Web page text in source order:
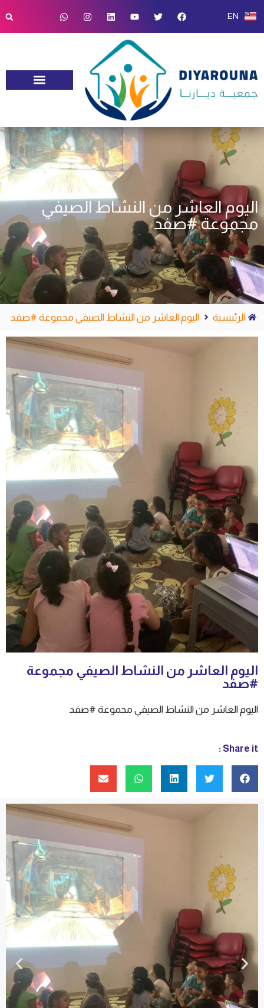
EN
اليوم العاشر من النشاط الصيفي
مجموعة #صفد
الرئيسية اليوم العاشر من النشاط الصيفي مجموعة #صفد
اليوم العاشر من النشاط الصيفي مجموعة
#صفد
اليوم العاشر من النشاط الصيفي مجموعة #صفد
Share it :